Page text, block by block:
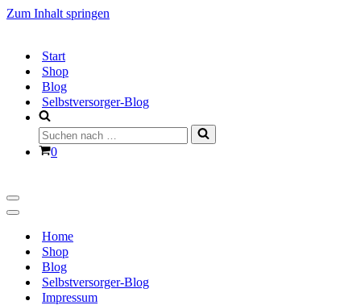
Zum Inhalt springen
Start
Shop
Blog
Selbstversorger-Blog
Suchen
nach …
Warenkorb
0
Navigationsmenü
Navigationsmenü
Home
Shop
Blog
Selbstversorger-Blog
Impressum